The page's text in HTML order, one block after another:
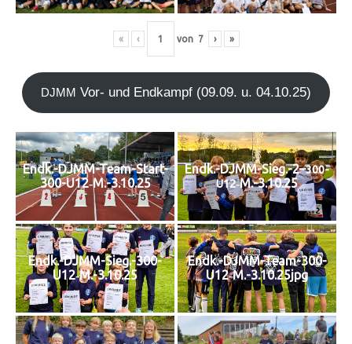
« ‹ von 7 › »
DJMM Vor- und End­kampf (09.09. u. 04.10.25)
Endk.-DJMM-Team-Start-
300-U12‑M.-3.10.25
Endk.-DJMM-Sieg.-2–300-
U12‑M.-3.10.25
Endk.-DJMM-Sieg.-300-
U12‑M.-3.10.25
Endk.-DJMM-Team-300-
U12‑M.-3.10.25jpg